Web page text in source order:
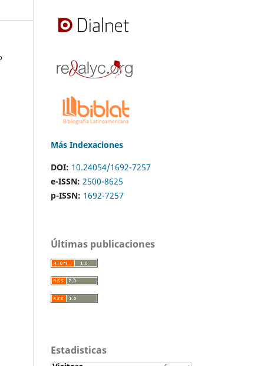
Más Indexaciones
DOI: 10.24054/1692-7257
e-ISSN: 2500-8625
p-ISSN: 1692-7257
Últimas publicaciones
Estadisticas